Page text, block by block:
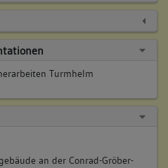
Turmhelm
an der Conrad-Gröber-